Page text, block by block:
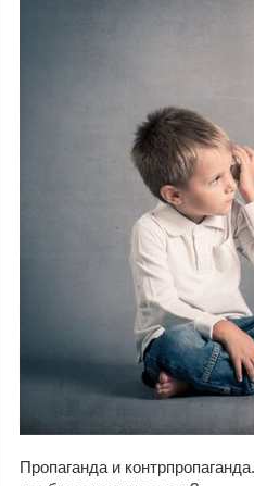
Пропаганда и